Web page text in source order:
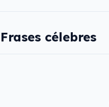
Frases célebres